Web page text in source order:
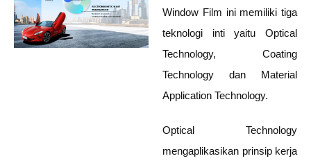
Window Film ini memiliki tiga
teknologi inti yaitu Optical
Technology, Coating
Technology dan Material
Application Technology.
Optical Technology
mengaplikasikan prinsip kerja